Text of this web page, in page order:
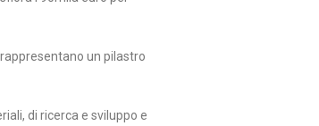
un pilastro
di ricerca e sviluppo e